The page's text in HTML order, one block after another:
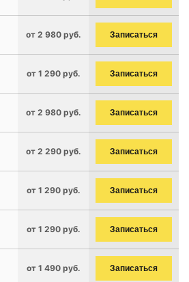
от 2 980 руб. Записаться
от 1 290 руб. Записаться
от 2 980 руб. Записаться
от 2 290 руб. Записаться
от 1 290 руб. Записаться
от 1 290 руб. Записаться
от 1 490 руб. Записаться